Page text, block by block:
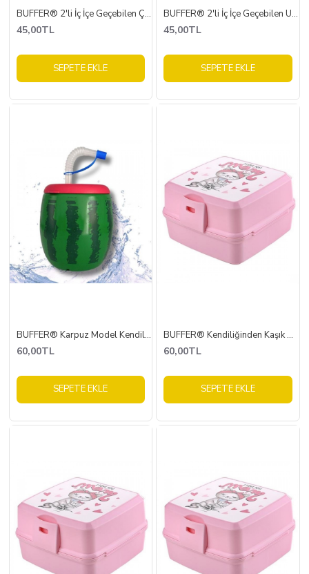
BUFFER® 2'li İç İçe Geçebilen Çilek Model Saklama ve Beslenme Kabı Seti (550 ml + 250 ml)
45,00TL
SEPETE EKLE
BUFFER® 2'li İç İçe Geçebilen Üzüm Model Saklama ve Beslenme Kabı Seti (550 ml + 250 ml)
45,00TL
SEPETE EKLE
BUFFER® Karpuz Model Kendiliğinden Pipetli 900 ml Suluk, Matara
60,00TL
SEPETE EKLE
BUFFER® Kendiliğinden Kaşık Çatallı Beslenme Kutusu 4 Bölmeli Çocuk Beslenme Kabı Saklama Kutusu
60,00TL
SEPETE EKLE